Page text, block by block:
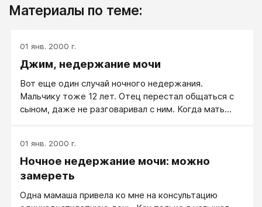
Материалы по теме:
01 янв. 2000 г.
Джим, недержание мочи
Вот еще один случай ночного недержания.
Мальчику тоже 12 лет. Отец перестал общаться с
сыном, даже не разговаривал с ним. Когда мать
беседы с ней я извлек два ценных факта. Отец
мальчика мочился по ночам до 19 лет, а брат его
матери страдал той же болезнью почти до 18 лет.
наследственное заболевание. Я предупредил ее: “Я
01 янв. 2000 г.
Ночное недержание мочи: можно
замереть
Одна мамаша привела ко мне на консультацию